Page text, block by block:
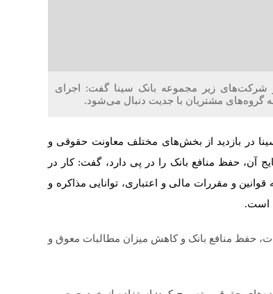
و شرکت‌های زیر مجموعه بانک سینا گفت: اجرای
گروه‌های مشتریان با جدیت دنبال می‌شود.
در بازدید از بخش‌های مختلف معاونت حقوقی و
آن، حفظ منافع بانک را در پی دارد، گفت: کار در
و مقررات مالی و اعتباری، توانایی مذاکره و
است.
حفظ منافع بانک و کاهش میزان مطالبات معوق و